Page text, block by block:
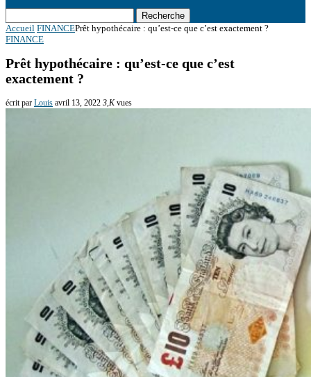
Recherche
Accueil FINANCEPrêt hypothécaire : qu’est-ce que c’est exactement ?
FINANCE
Prêt hypothécaire : qu’est-ce que c’est
exactement ?
écrit par Louis avril 13, 2022 3,Kvues